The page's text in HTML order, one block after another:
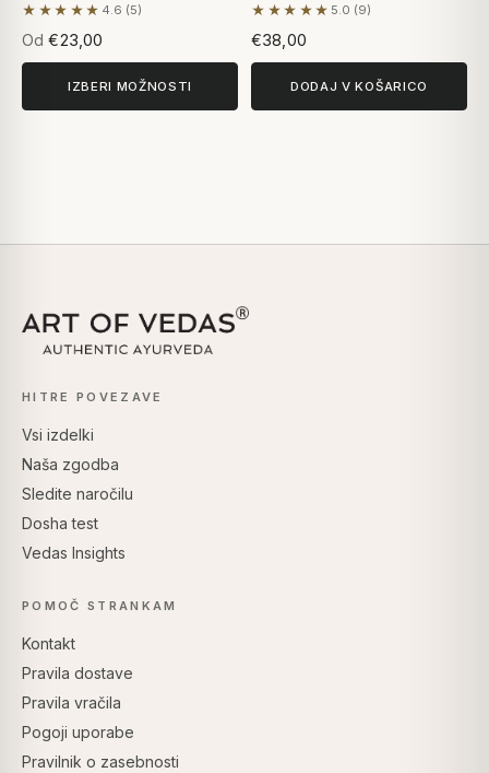
★★★★★ 4.6 (5)
Na podlagi 5 mnenj
Od €23,00
IZBERI MOŽNOSTI
★★★★★ 5.0 (9)
Na podlagi 9 mnenj
€38,00
DODAJ V KOŠARICO
HITRE POVEZAVE
Vsi izdelki
Naša zgodba
Sledite naročilu
Dosha test
Vedas Insights
POMOČ STRANKAM
Kontakt
Pravila dostave
Pravila vračila
Pogoji uporabe
Pravilnik o zasebnosti